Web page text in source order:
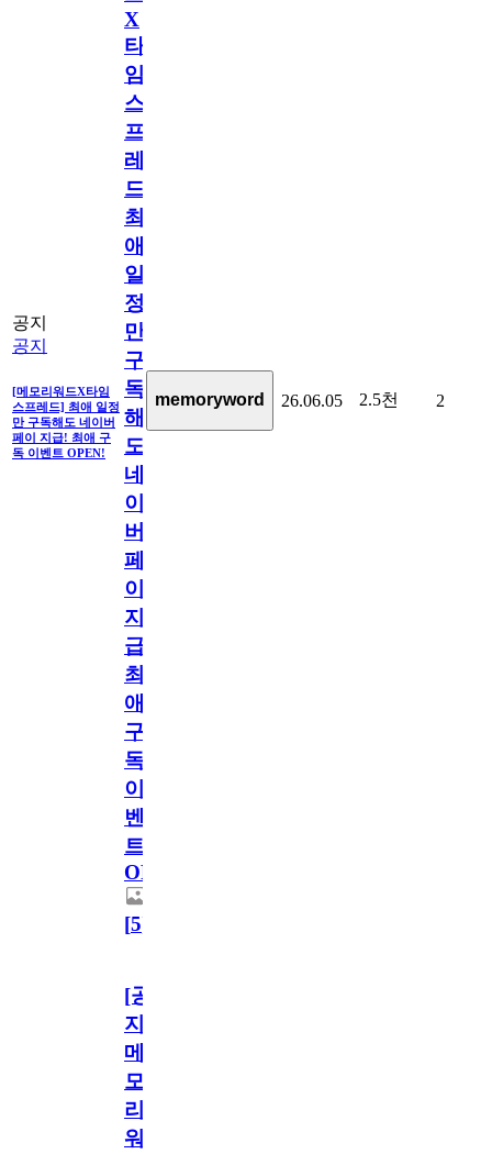
공지
공지
[메모리워드X타임
스프레드] 최애 일정
만 구독해도 네이버
페이 지급! 최애 구
독 이벤트 OPEN!
X
타
임
스
프
레
드]
최
애
일
정
만
구
독
해
도
네
이
버
페
이
지
급!
최
애
구
독
이
벤
트
OPEN!
[5]
memoryword 26.06.05 2.5천 2
[공
지]
메
모
리
워